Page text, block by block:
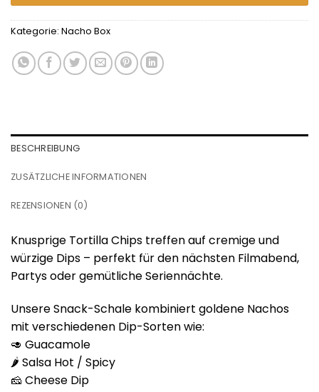
Kategorie: Nacho Box
BESCHREIBUNG
ZUSÄTZLICHE INFORMATIONEN
REZENSIONEN (0)
Knusprige Tortilla Chips treffen auf cremige und
würzige Dips – perfekt für den nächsten Filmabend,
Partys oder gemütliche Seriennächte.
Unsere Snack-Schale kombiniert goldene Nachos
mit verschiedenen Dip-Sorten wie:
🥑 Guacamole
🌶️ Salsa Hot / Spicy
🧀 Cheese Dip